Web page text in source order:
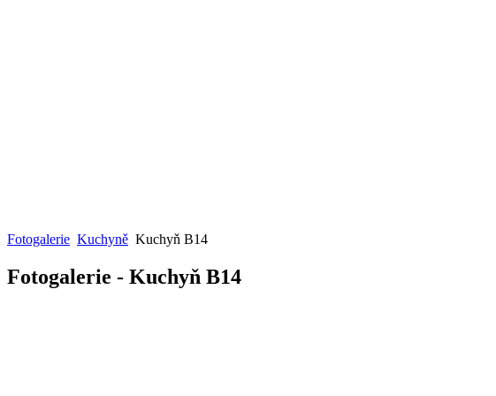
Fotogalerie Kuchyně Kuchyň B14
Fotogalerie - Kuchyň B14